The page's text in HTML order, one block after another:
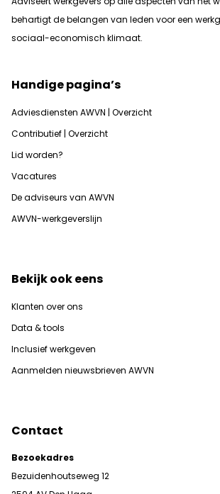
behartigt de belangen van leden voor een
sociaal-economisch klimaat.
Handige pagina’s
Adviesdiensten AWVN | Overzicht
Contributief | Overzicht
Lid worden?
Vacatures
De adviseurs van AWVN
AWVN-werkgeverslijn
Bekijk ook eens
Klanten over ons
Data & tools
Inclusief werkgeven
Aanmelden nieuwsbrieven AWVN
Contact
Bezoekadres
Bezuidenhoutseweg 12